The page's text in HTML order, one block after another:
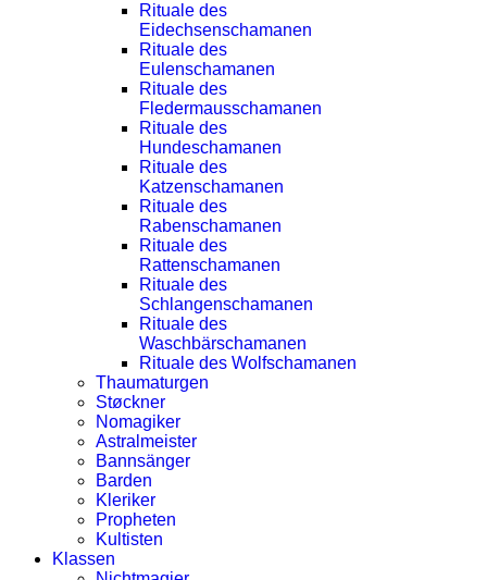
Rituale des
Eidechsenschamanen
Rituale des
Eulenschamanen
Rituale des
Fledermausschamanen
Rituale des
Hundeschamanen
Rituale des
Katzenschamanen
Rituale des
Rabenschamanen
Rituale des
Rattenschamanen
Rituale des
Schlangenschamanen
Rituale des
Waschbärschamanen
Rituale des Wolfschamanen
Thaumaturgen
Støckner
Nomagiker
Astralmeister
Bannsänger
Barden
Kleriker
Propheten
Kultisten
Klassen